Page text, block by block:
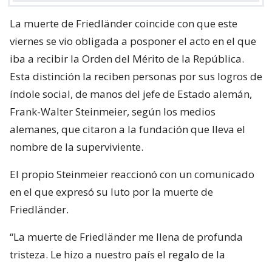
La muerte de Friedländer coincide con que este
viernes se vio obligada a posponer el acto en el que
iba a recibir la Orden del Mérito de la República.
Esta distinción la reciben personas por sus logros de
índole social, de manos del jefe de Estado alemán,
Frank-Walter Steinmeier, según los medios
alemanes, que citaron a la fundación que lleva el
nombre de la superviviente.
El propio Steinmeier reaccionó con un comunicado
en el que expresó su luto por la muerte de
Friedländer.
“La muerte de Friedländer me llena de profunda
tristeza. Le hizo a nuestro país el regalo de la